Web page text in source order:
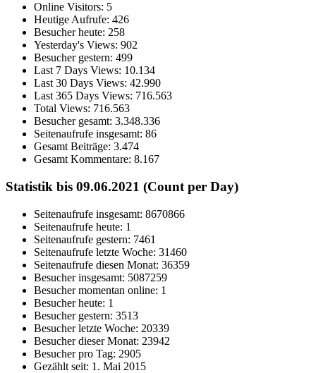
Online Visitors: 5
Heutige Aufrufe: 426
Besucher heute: 258
Yesterday's Views: 902
Besucher gestern: 499
Last 7 Days Views: 10.134
Last 30 Days Views: 42.990
Last 365 Days Views: 716.563
Total Views: 716.563
Besucher gesamt: 3.348.336
Seitenaufrufe insgesamt: 86
Gesamt Beiträge: 3.474
Gesamt Kommentare: 8.167
Statistik bis 09.06.2021 (Count per Day)
Seitenaufrufe insgesamt: 8670866
Seitenaufrufe heute: 1
Seitenaufrufe gestern: 7461
Seitenaufrufe letzte Woche: 31460
Seitenaufrufe diesen Monat: 36359
Besucher insgesamt: 5087259
Besucher momentan online: 1
Besucher heute: 1
Besucher gestern: 3513
Besucher letzte Woche: 20339
Besucher dieser Monat: 23942
Besucher pro Tag: 2905
Gezählt seit: 1. Mai 2015